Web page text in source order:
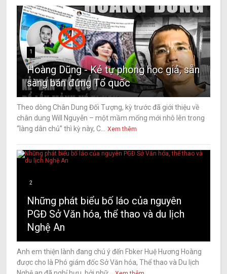
1
Hoàng Dũng - Kẻ tự phong học giả, sẵn
sàng bán đứng Tổ quốc
Theo dòng Chân Dung Đối Tượng, kỳ trước đã giới thiệu về
chân dung Will Nguyễn – một mầm mống mới nhô lên trong
“làng dân chủ” thì kỳ này, C...
Xem thêm
2
Những phát biểu bố láo của nguyên
PGĐ Sở Văn hóa, thể thao và du lịch
Nghệ An
Anh em thiện lành đang chú ý đến Fbker Huệ Hương Hoàng
được cho là Phó giám đốc Sở Văn hóa, Thể thao và Du lịch